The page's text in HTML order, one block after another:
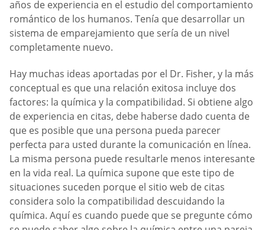
años de experiencia en el estudio del comportamiento
romántico de los humanos. Tenía que desarrollar un
sistema de emparejamiento que sería de un nivel
completamente nuevo.
Hay muchas ideas aportadas por el Dr. Fisher, y la más
conceptual es que una relación exitosa incluye dos
factores: la química y la compatibilidad. Si obtiene algo
de experiencia en citas, debe haberse dado cuenta de
que es posible que una persona pueda parecer
perfecta para usted durante la comunicación en línea.
La misma persona puede resultarle menos interesante
en la vida real. La química supone que este tipo de
situaciones suceden porque el sitio web de citas
considera solo la compatibilidad descuidando la
química. Aquí es cuando puede que se pregunte cómo